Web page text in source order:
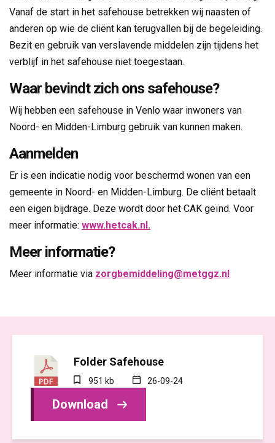
Vanaf de start in het safehouse betrekken wij naasten of
anderen op wie de cliënt kan terugvallen bij de begeleiding.
Bezit en gebruik van verslavende middelen zijn tijdens het
verblijf in het safehouse niet toegestaan.
Waar bevindt zich ons safehouse?
Wij hebben een safehouse in Venlo waar inwoners van
Noord- en Midden-Limburg gebruik van kunnen maken.
Aanmelden
Er is een indicatie nodig voor beschermd wonen van een
gemeente in Noord- en Midden-Limburg. De cliënt betaalt
een eigen bijdrage. Deze wordt door het CAK geïnd. Voor
meer informatie: www.hetcak.nl.
Meer informatie?
Meer informatie via zorgbemiddeling@metggz.nl
Folder Safehouse
951 kb 26-09-24
Download